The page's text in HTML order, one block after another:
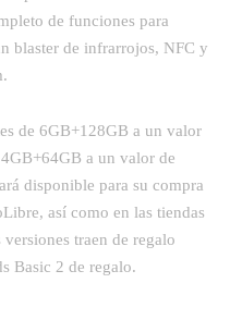
de funciones para
blaster de infrarrojos, NFC y
de 6GB+128GB a un valor
a un valor de
disponible para su compra
así como en las tiendas
versiones traen de regalo
Basic 2 de regalo.